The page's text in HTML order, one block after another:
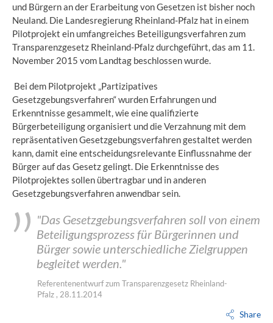
und Bürgern an der Erarbeitung von Gesetzen ist bisher noch
Neuland. Die Landesregierung Rheinland-Pfalz hat in einem
Pilotprojekt ein umfangreiches Beteiligungsverfahren zum
Transparenzgesetz Rheinland-Pfalz durchgeführt, das am 11.
November 2015 vom Landtag beschlossen wurde.
Bei dem Pilotprojekt „Partizipatives
Gesetzgebungsverfahren“ wurden Erfahrungen und
Erkenntnisse gesammelt, wie eine qualifizierte
Bürgerbeteiligung organisiert und die Verzahnung mit dem
repräsentativen Gesetzgebungsverfahren gestaltet werden
kann, damit eine entscheidungsrelevante Einflussnahme der
Bürger auf das Gesetz gelingt. Die Erkenntnisse des
Pilotprojektes sollen übertragbar und in anderen
Gesetzgebungsverfahren anwendbar sein.
"Das Gesetzgebungsverfahren soll von einem
Beteiligungsprozess für Bürgerinnen und
Bürger sowie unterschiedliche Zielgruppen
begleitet werden."
Referentenentwurf zum Transparenzgesetz Rheinland-
Pfalz , 28.11.2014
Share